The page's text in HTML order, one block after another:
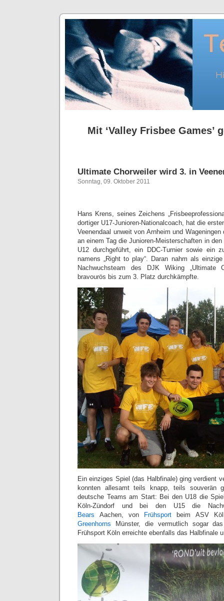
Mit ‘Valley Frisbee Games’
Ultimate Chorweiler wird 3. in
Sonntag, 09. Oktober 2011
Hans Krens, seines Zeichens
dortiger U17-Junioren-Nationalcoach, hat die
Veenendaal unweit von Arnheim und
an einem Tag die Junioren-Meisterschaften in
U12 durchgeführt, ein DDC-Turnier sowie ein
namens „Right to play“. Daran nahm als
Nachwuchsteam des DJK Wiking „Ultimate
bravourös bis zum 3. Platz durchkämpfte.
Ein einziges Spiel (das Halbfinale) ging verdient
konnten allesamt teils knapp, teils souverän
deutsche Teams am Start: Bei den U18 die
Köln-Zündorf und bei den U15 die
Bears Aachen, von Frühsport beim ASV
Greenhorns Münster, die vermutlich sogar
Frühsport Köln erreichte ebenfalls das Halbfinale